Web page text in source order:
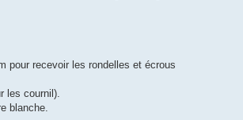
pour recevoir les rondelles et écrous
les cournil).
blanche.